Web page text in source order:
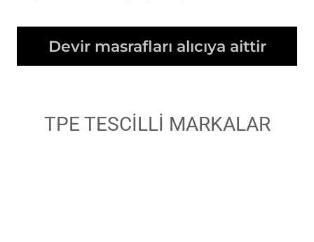
Devir masrafları alıcıya aittir
TPE TESCİLLİ MARKALAR